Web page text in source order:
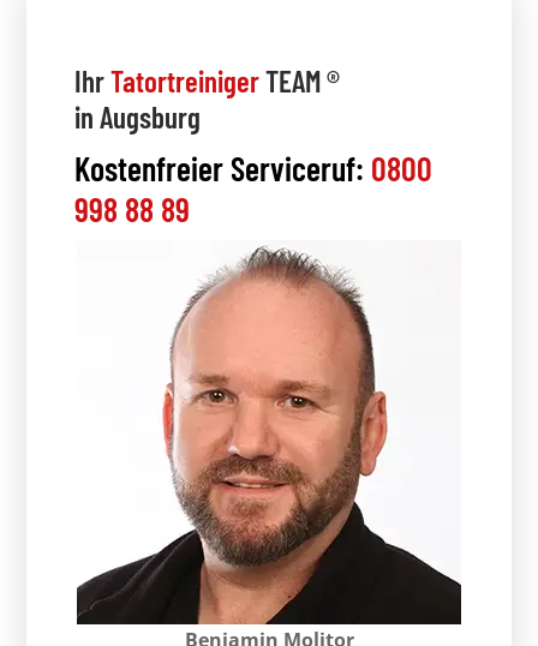
IhrTatortreinigerTEAM ®
in Augsburg
Kostenfreier Serviceruf: 0800
998 88 89
Benjamin Molitor